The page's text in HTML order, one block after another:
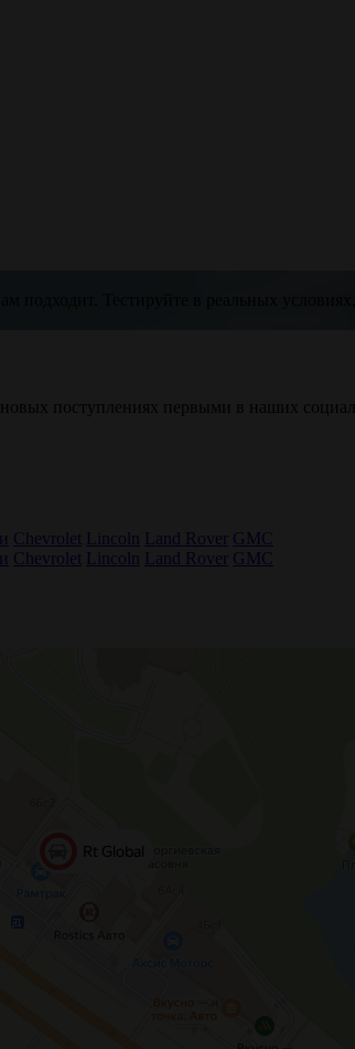
поступлениях первыми в наших
Chevrolet Lincoln Land Rover
GMC
Chevrolet Lincoln Land Rover
GMC